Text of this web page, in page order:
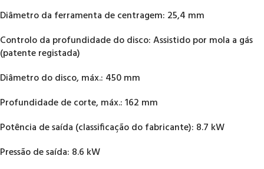
Diâmetro da ferramenta de centragem: 25,4 mm
Controlo da profundidade do disco: Assistido por mola a gás
(patente registada)
Diâmetro do disco, máx.: 450 mm
Profundidade de corte, máx.: 162 mm
Potência de saída (classificação do fabricante): 8.7 kW
Pressão de saída: 8.6 kW